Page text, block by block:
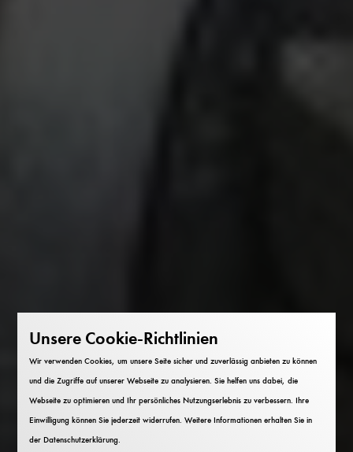
Unsere Cookie-Richtlinien
Wir verwenden Cookies, um unsere Seite sicher und zuverlässig anbieten zu können
und die Zugriffe auf unserer Webseite zu analysieren. Sie helfen uns dabei, die
Webseite zu optimieren und Ihr persönliches Nutzungserlebnis zu verbessern. Ihre
Einwilligung können Sie jederzeit widerrufen. Weitere Informationen erhalten Sie in
derDatenschutzerklärung.